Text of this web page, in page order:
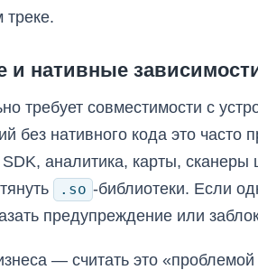
треке.
и нативные
требует совместимости с
без нативного кода это часто
аналитика, карты,
.so -библиотеки. Если
предупреждение или
— считать это